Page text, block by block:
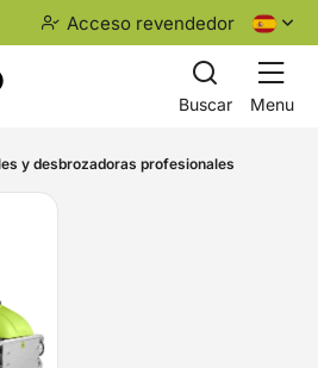
Acceso revendedor
Buscar Menu
y desbrozadoras profesionales